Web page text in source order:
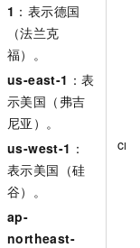
1 ：表示德国
（法兰克
福）。
us-east-1 ：表
示美国（弗吉
尼亚）。
us-west-1 ：
表示美国（硅
谷）。
ap-
northeast-
cn-